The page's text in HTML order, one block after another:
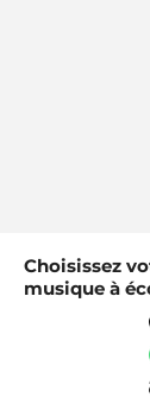
Choisissez
musique à